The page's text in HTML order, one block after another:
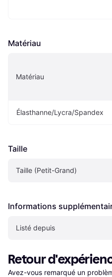
Matériau
Matériau
Élasthanne/Lycra/Spandex
Taille
Taille (Petit-Grand)
Informations
Listé depuis
Retour
Avez-vous remarqué un